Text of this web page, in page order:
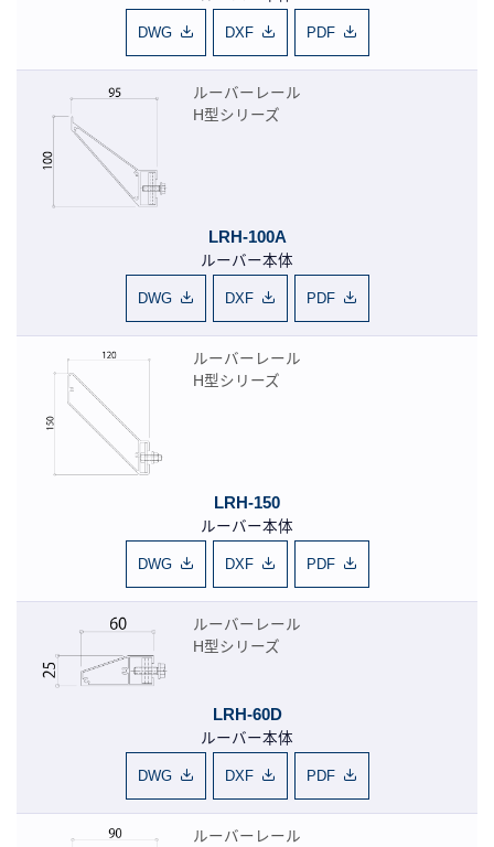
DWG DXF PDF
ルーバーレール
H型シリーズ
LRH-100A
ルーバー本体
DWG DXF PDF
ルーバーレール
H型シリーズ
LRH-150
ルーバー本体
DWG DXF PDF
ルーバーレール
H型シリーズ
LRH-60D
ルーバー本体
DWG DXF PDF
ルーバーレール